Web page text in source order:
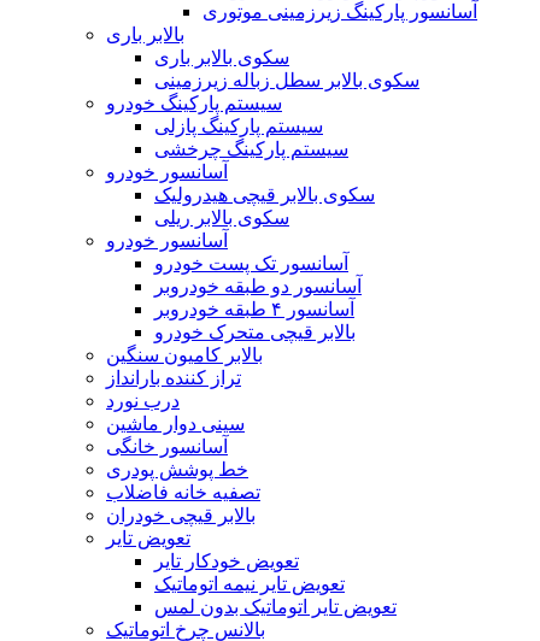
آسانسور پارکینگ زیرزمینی موتوری
بالابر باری
سکوی بالابر باری
سکوی بالابر سطل زباله زیرزمینی
سیستم پارکینگ خودرو
سیستم پارکینگ پازلی
سیستم پارکینگ چرخشی
آسانسور خودرو
سکوی بالابر قیچی هیدرولیک
سکوی بالابر ریلی
آسانسور خودرو
آسانسور تک پست خودرو
آسانسور دو طبقه خودروبر
آسانسور ۴ طبقه خودروبر
بالابر قیچی متحرک خودرو
بالابر کامیون سنگین
تراز کننده بارانداز
درب نورد
سینی دوار ماشین
آسانسور خانگی
خط پوشش پودری
تصفیه خانه فاضلاب
بالابر قیچی خودران
تعویض تایر
تعویض خودکار تایر
تعویض تایر نیمه اتوماتیک
تعویض تایر اتوماتیک بدون لمس
بالانس چرخ اتوماتیک